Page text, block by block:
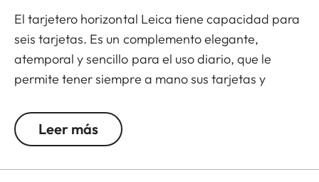
El tarjetero horizontal Leica tiene capacidad para
seis tarjetas. Es un complemento elegante,
atemporal y sencillo para el uso diario, que le
permite tener siempre a mano sus tarjetas y
Leer más